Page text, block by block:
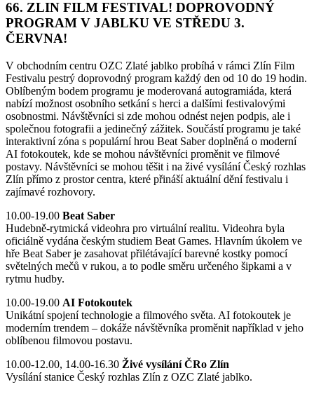
66. ZLIN FILM FESTIVAL! DOPROVODNÝ
PROGRAM V JABLKU VE STŘEDU 3.
ČERVNA!
V obchodním centru OZC Zlaté jablko probíhá v rámci Zlín Film
Festivalu pestrý doprovodný program každý den od 10 do 19 hodin.
Oblíbeným bodem programu je moderovaná autogramiáda, která
nabízí možnost osobního setkání s herci a dalšími festivalovými
osobnostmi. Návštěvníci si zde mohou odnést nejen podpis, ale i
společnou fotografii a jedinečný zážitek. Součástí programu je také
interaktivní zóna s populární hrou Beat Saber doplněná o moderní
AI fotokoutek, kde se mohou návštěvníci proměnit ve filmové
postavy. Návštěvníci se mohou těšit i na živé vysílání Český rozhlas
Zlín přímo z prostor centra, které přináší aktuální dění festivalu i
zajímavé rozhovory.
10.00-19.00 Beat Saber
Hudebně-rytmická videohra pro virtuální realitu. Videohra byla
oficiálně vydána českým studiem Beat Games. Hlavním úkolem ve
hře Beat Saber je zasahovat přilétávající barevné kostky pomocí
světelných mečů v rukou, a to podle směru určeného šipkami a v
rytmu hudby.
10.00-19.00 AI Fotokoutek
Unikátní spojení technologie a filmového světa. AI fotokoutek je
moderním trendem – dokáže návštěvníka proměnit například v jeho
oblíbenou filmovou postavu.
10.00-12.00, 14.00-16.30 Živé vysílání ČRo Zlín
Vysílání stanice Český rozhlas Zlín z OZC Zlaté jablko.